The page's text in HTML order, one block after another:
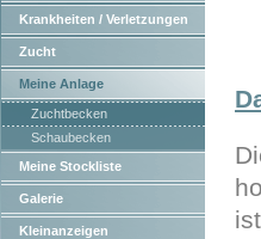
Krankheiten / Verletzungen
Zucht
Meine Anlage
Zuchtbecken
Schaubecken
Meine Stockliste
Galerie
Kleinanzeigen